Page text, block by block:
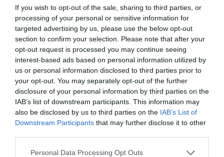
If you wish to opt-out of the sale, sharing to third parties, or
processing of your personal or sensitive information for
targeted advertising by us, please use the below opt-out
section to confirm your selection. Please note that after your
opt-out request is processed you may continue seeing
interest-based ads based on personal information utilized by
us or personal information disclosed to third parties prior to
your opt-out. You may separately opt-out of the further
disclosure of your personal information by third parties on the
IAB’s list of downstream participants. This information may
also be disclosed by us to third parties on the IAB’s List of
Downstream Participants that may further disclose it to other
Personal Data Processing Opt Outs
Brutál nehéz nyolc kvízkérdés: Le a kalappal, ha
jól sikerül
Nyolc kvízkérdés: Van pár perced? Játszd le ezt
az érdekes quizt